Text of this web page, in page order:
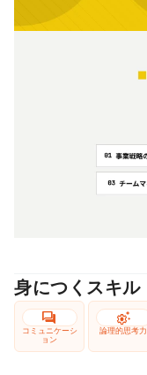
身につくスキル
forum
コミュニケーシ
ョン
settings_suggest
論理的思考力